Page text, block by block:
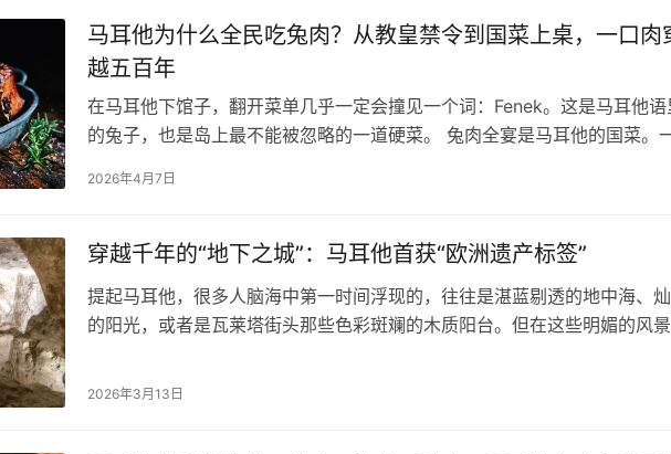
马耳他为什么全民吃兔肉？从教皇禁令到国菜上桌，一口肉
越五百年
在马耳他下馆子，翻开菜单几乎一定会撞见一个词：Fenek。这是马耳他语
的兔子，也是岛上最不能被忽略的一道硬菜。 兔肉全宴是马耳他的国菜。
罗德岛…
2026年4月7日
穿越千年的“地下之城”：马耳他首获“欧洲遗产标签”
提起马耳他，很多人脑海中第一时间浮现的，往往是湛蓝剔透的地中海、
的阳光，或者是瓦莱塔街头那些色彩斑斓的木质阳台。但在这些明媚的风景
真正的魅力，不仅在于它令人惊艳的自然风光，更在于它那层层叠叠、几乎
2026年3月13日